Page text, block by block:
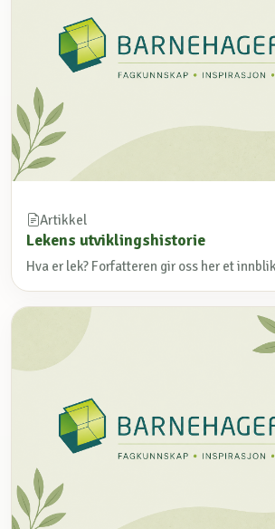
Artikkel
Lekens utviklingshistorie
Hva er lek? Forfatteren gir oss her et